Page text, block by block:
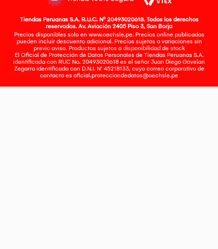
Tiendas Peruanas S.A. R.U.C. Nº 20493020618. Todos los derechos
reservados. Av. Aviación 2405 Piso 3, San Borja
Precios disponibles solo en www.oechsle.pe. Precios online publicados
pueden incluir descuento adicional. Precios sujetos a variaciones sin
previo aviso. Productos sujetos a disponibilidad de stock
El Oficial de Protección de Datos Personales de Tiendas Peruanas S.A.
identificada con RUC No. 20493020618 es el señor Juan Diego Gavelan
Zegarra identificado con D.N.I. N° 45218133, cuyo correo corporativo de
contacto es oficial.protecciondedatos@oechsle.pe